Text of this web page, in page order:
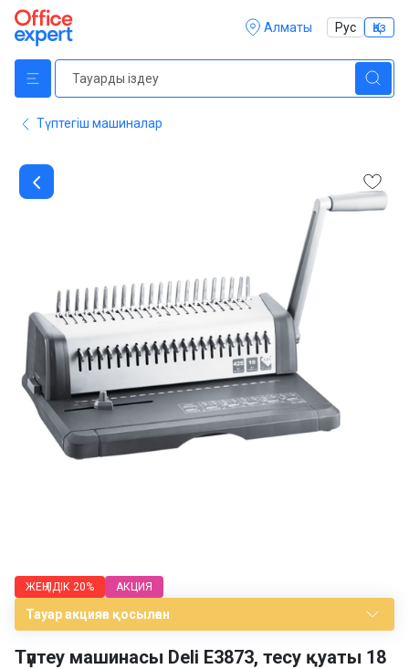
Алматы Рус Қаз
Түптегіш машиналар
ofЖЕҢІЛДІК 20% АКЦИЯ
Тауар акцияға қосылған
Түптеу машинасы Deli E3873, тесу қуаты 18